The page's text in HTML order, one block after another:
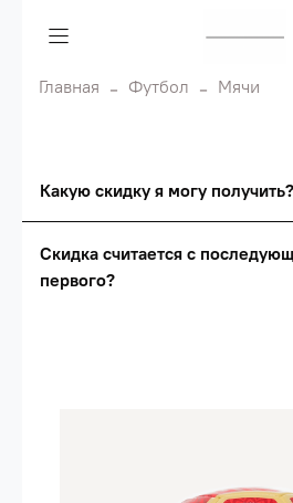
Главная Футбол Мячи
Какую скидку я могу получить?
Сумма скидки зависит от
Скидка считается с
первого?